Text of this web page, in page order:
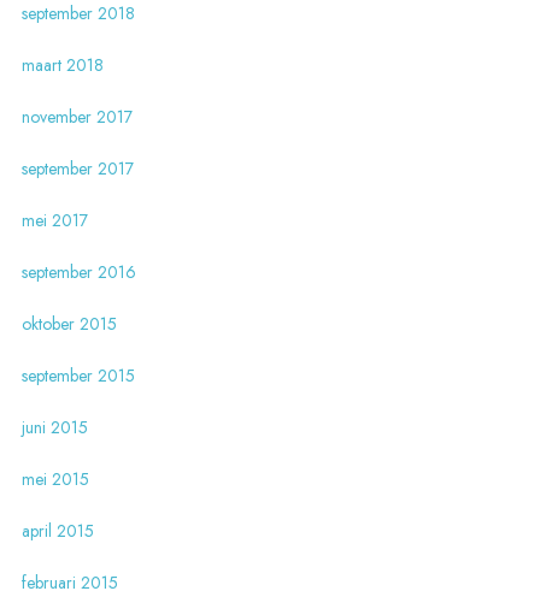
september 2018
maart 2018
november 2017
september 2017
mei 2017
september 2016
oktober 2015
september 2015
juni 2015
mei 2015
april 2015
februari 2015